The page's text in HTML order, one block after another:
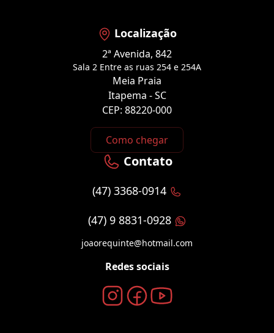
Localização
2ª Avenida, 842
Sala 2 Entre as ruas 254 e 254A
Meia Praia
Itapema - SC
CEP: 88220-000
Como chegar
Contato
(47) 3368-0914
(47) 9 8831-0928
joaorequinte@hotmail.com
Redes sociais